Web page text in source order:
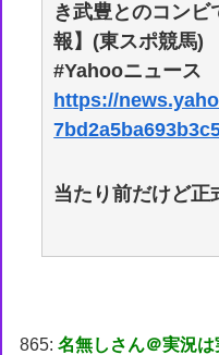
き武豊とのコンビ
報】(東スポ競馬)
#Yahooニュース
https://
当たり前だけど正
865:名無しさん＠実況